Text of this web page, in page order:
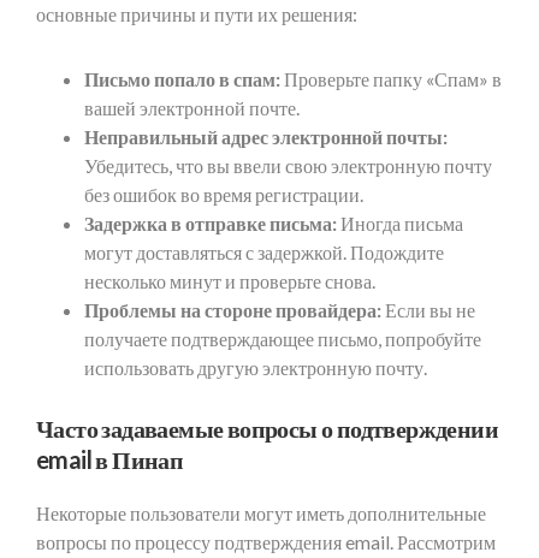
основные причины и пути их решения:
Письмо попало в спам:Проверьте папку «Спам» в
вашей электронной почте.
Неправильный адрес электронной почты:
Убедитесь, что вы ввели свою электронную почту
без ошибок во время регистрации.
Задержка в отправке письма:Иногда письма
могут доставляться с задержкой. Подождите
несколько минут и проверьте снова.
Проблемы на стороне провайдера:Если вы не
получаете подтверждающее письмо, попробуйте
использовать другую электронную почту.
Часто задаваемые вопросы о подтверждении
email в Пинап
Некоторые пользователи могут иметь дополнительные
вопросы по процессу подтверждения email. Рассмотрим